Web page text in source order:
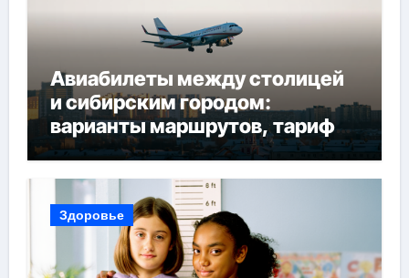
Авиабилеты между столицей
и сибирским городом:
варианты маршрутов, тарифы
и советы по планированию
поездки
Здоровье